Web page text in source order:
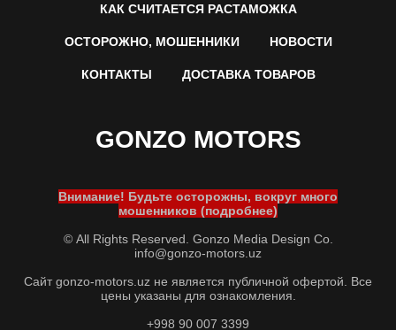
КАК СЧИТАЕТСЯ РАСТАМОЖКА
ОСТОРОЖНО, МОШЕННИКИ НОВОСТИ
КОНТАКТЫ ДОСТАВКА ТОВАРОВ
GONZO MOTORS
Внимание! Будьте осторожны, вокруг много
мошенников (подробнее)
© All Rights Reserved. Gonzo Media Design Co.
info@gonzo-motors.uz
Сайт gonzo-motors.uz не является публичной офертой. Все
цены указаны для ознакомления.
+998 90 007 3399